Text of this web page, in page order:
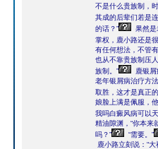
不是什么贵族制，
其成的后辈们若是
的话？”
果然是
掌权，鹿小路还是
有任何想法，不管
也从不靠贵族制压
族制。”
鹿银
老年银屑病治疗方
取胜，这才是真正
娘脸上满是佩服，
我吗白癜风病可以
精油隙渊，“你本来
吗？”
“需要。”
鹿小路立刻说：“